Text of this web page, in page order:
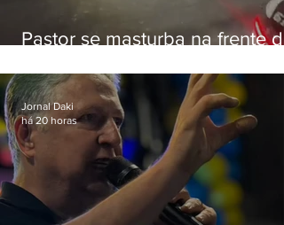
Pastor se masturba na frente de
Jornal Daki
há 20 horas